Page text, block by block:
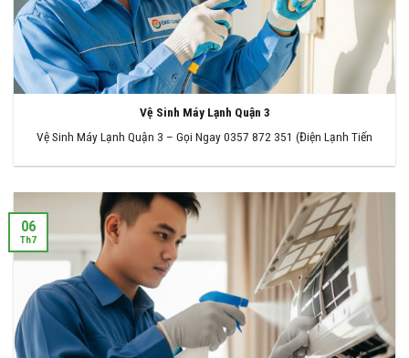
Vệ Sinh Máy Lạnh Quận 3
Vệ Sinh Máy Lạnh Quận 3 – Gọi Ngay 0357 872 351 (Điện Lạnh Tiến
06
Th7